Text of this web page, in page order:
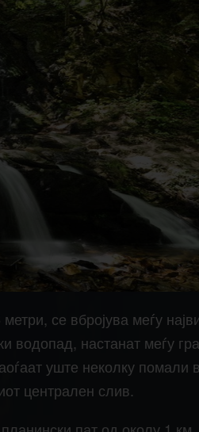
се вбројува меѓу
водопад, настанат меѓу
уште неколку помали
централен слив.